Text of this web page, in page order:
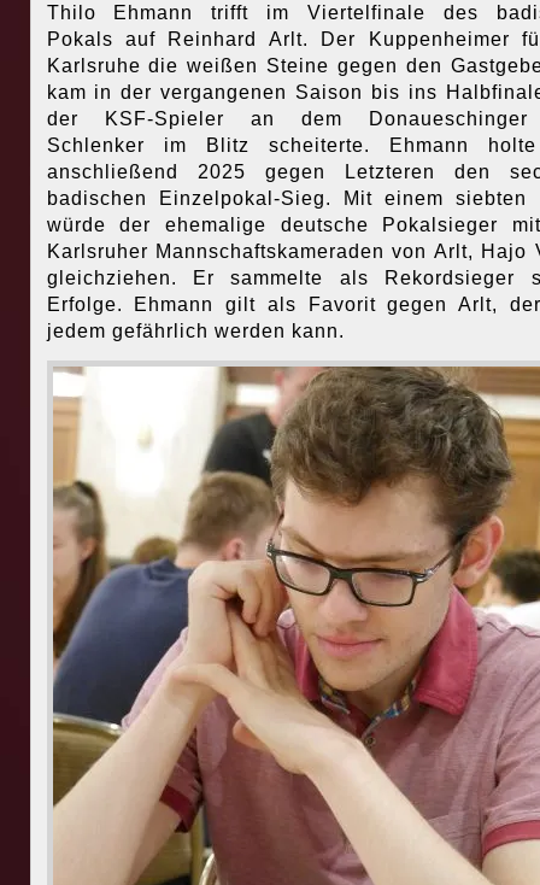
Thilo Ehmann trifft im Viertelfinale des
Pokals auf Reinhard Arlt. Der Kuppenheimer
Karlsruhe die weißen Steine gegen den
kam in der vergangenen Saison bis ins
der KSF-Spieler an dem
Schlenker im Blitz scheiterte. Ehmann
anschließend 2025 gegen Letzteren den
badischen Einzelpokal-Sieg. Mit einem siebten
würde der ehemalige deutsche Pokalsieger
Karlsruher Mannschaftskameraden von Arlt, Hajo
gleichziehen. Er sammelte als Rekordsieger
Erfolge. Ehmann gilt als Favorit gegen Arlt,
jedem gefährlich werden kann.